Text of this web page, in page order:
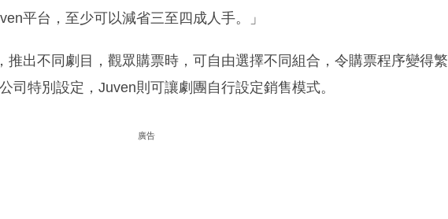
平台，至少可以減省三至四成人手。」
推出不同劇目，觀眾購票時，可自由選擇不同組合，令購票程序變得繁
司特別設定，Juven則可讓劇團自行設定銷售模式。
廣告